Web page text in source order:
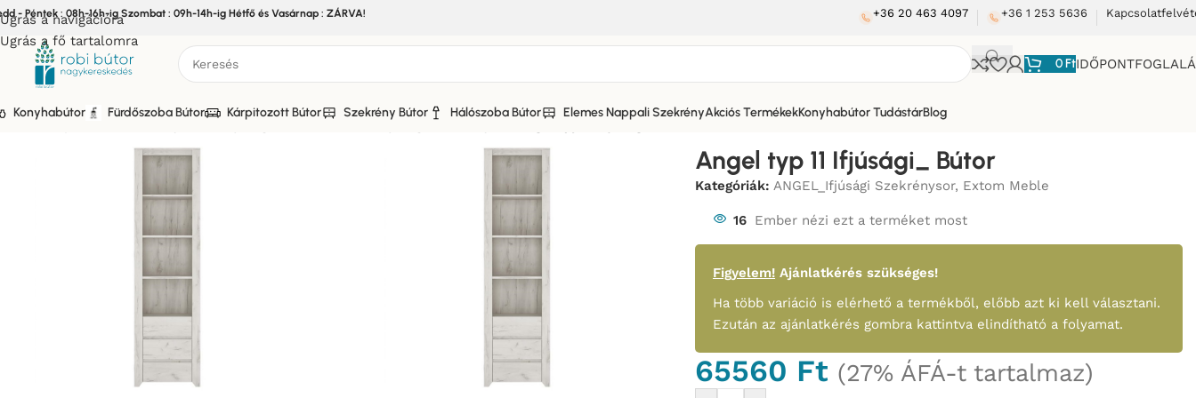
Ugrás a navigációra
Ugrás a fő tartalomra
- Péntek : 08h-16h-ig Szombat : 09h-14h-ig Hétfő és Vasárnap : ZÁRVA! +36 20 463 4097 +36 1 253 5636
0Ft
Konyhabútor Fürdőszoba Bútor Kárpitozott Bútor Szekrény Bútor Hálószoba Bútor Elemes Nappali SzekrényAkciós TermékekKonyhabútor TudástárBlog
Kezdőlap Ifjúsági - Bútor ANGEL_Ifjúsági Szekrénysor Angel typ 11 Ifjúsági_ Bútor
Angel typ 11 Ifjúsági_ Bútor
Kategóriák: ANGEL_Ifjúsági Szekrénysor, Extom Meble
16 Ember nézi ezt a terméket most
Figyelem! Ajánlatkérés szükséges!
Ha több variáció is elérhető a termékből, előbb azt ki kell választani.
Ezután az ajánlatkérés gombra kattintva elindítható a folyamat.
65560 Ft (27% ÁFÁ-t tartalmaz)